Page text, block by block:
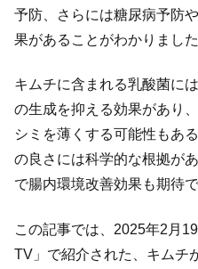
予防、さらには糖尿病予防
果があることがわかりました
キムチに含まれる乳酸菌に
の生成を抑える効果があり
シミを薄くする可能性もあ
の良さには科学的な根拠が
で腸内環境改善効果も期待で
この記事では、2025年2月
TV」で紹介された、キムチ